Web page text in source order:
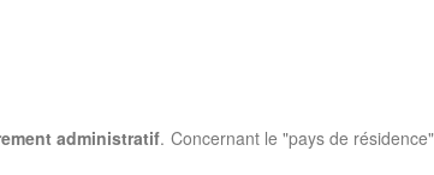
administratif. Concernant le "pays de